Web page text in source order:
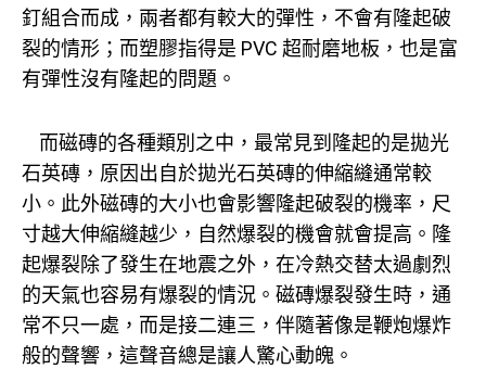
釘組合而成，兩者都有較大的彈性，不會有隆起破
裂的情形；而塑膠指得是 PVC 超耐磨地板，也是富
有彈性沒有隆起的問題。
而磁磚的各種類別之中，最常見到隆起的是拋光
石英磚，原因出自於拋光石英磚的伸縮縫通常較
小。此外磁磚的大小也會影響隆起破裂的機率，尺
寸越大伸縮縫越少，自然爆裂的機會就會提高。隆
起爆裂除了發生在地震之外，在冷熱交替太過劇烈
的天氣也容易有爆裂的情況。磁磚爆裂發生時，通
常不只一處，而是接二連三，伴隨著像是鞭炮爆炸
般的聲響，這聲音總是讓人驚心動魄。